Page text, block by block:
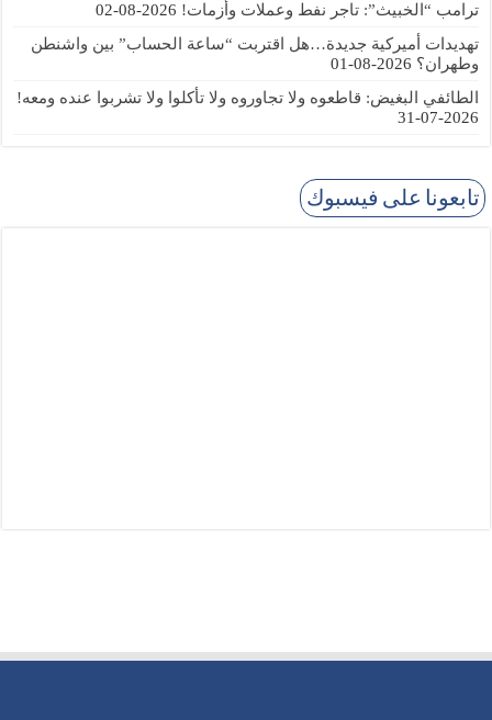
ترامب “الخبيث”: تاجر نفط وعملات وأزمات! 2026-08-02
تهديدات أميركية جديدة…هل اقتربت “ساعة الحساب” بين واشنطن
وطهران؟ 2026-08-01
الطائفي البغيض: قاطعوه ولا تجاوروه ولا تأكلوا ولا تشربوا عنده ومعه!
2026-07-31
تابعونا على فيسبوك